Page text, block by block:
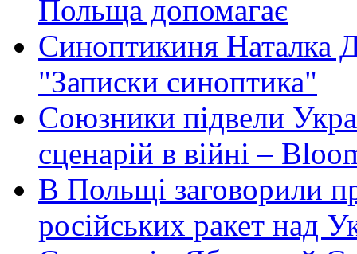
Польща допомагає
Синоптикиня Наталка
"Записки синоптика"
Союзники підвели
сценарій в війні –
В Польщі заговорили
російських ракет над